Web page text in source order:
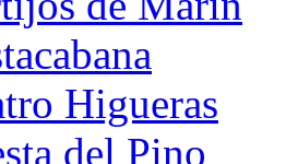
Higueras
del Pino